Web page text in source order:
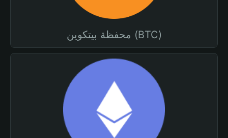
محفظة بيتكوين (BTC)